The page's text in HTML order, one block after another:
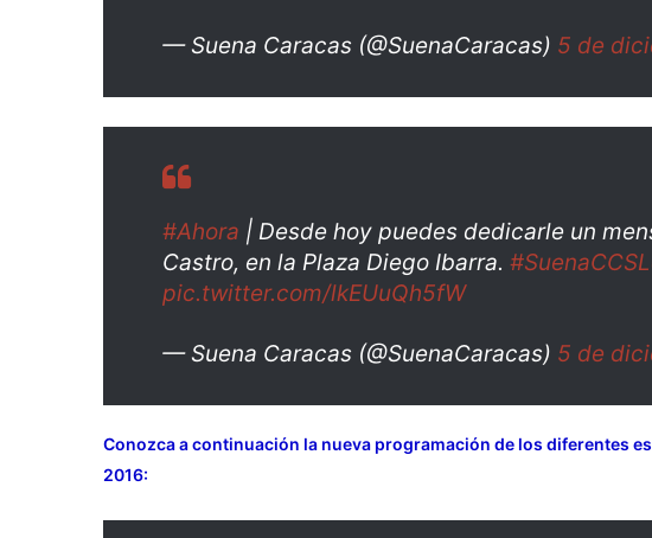
— Suena Caracas (@SuenaCaracas) 5 de
#Ahora | Desde hoy puedes dedicarle un
Castro, en la Plaza Diego Ibarra.
pic.twitter.com/lkEUuQh5fW
— Suena Caracas (@SuenaCaracas) 5 de
Conozca a continuación la nueva programación de los diferentes
2016: